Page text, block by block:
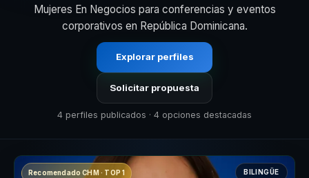
Mujeres En Negocios para conferencias y eventos
corporativos en República Dominicana.
Explorar perfiles
Solicitar propuesta
4 perfiles publicados · 4 opciones destacadas
Recomendado CHM · TOP 1 BILINGÜE